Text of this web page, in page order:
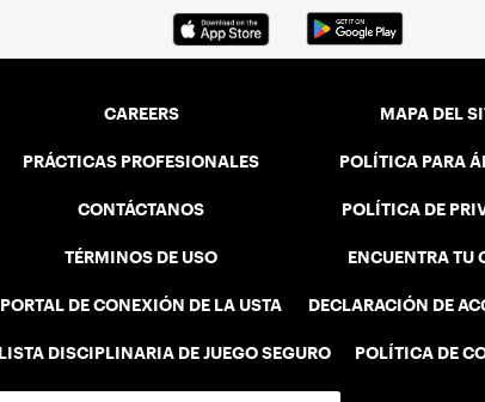
CAREERS
PRÁCTICAS PROFESIONALES
CONTÁCTANOS
TÉRMINOS DE USO
PORTAL DE CONEXIÓN DE LA USTA
LISTA DISCIPLINARIA DE JUEGO SEGURO
MAPA DEL
POLÍTICA PARA
POLÍTICA DE
ENCUENTRA TU
DECLARACIÓN DE
POLÍTICA DE